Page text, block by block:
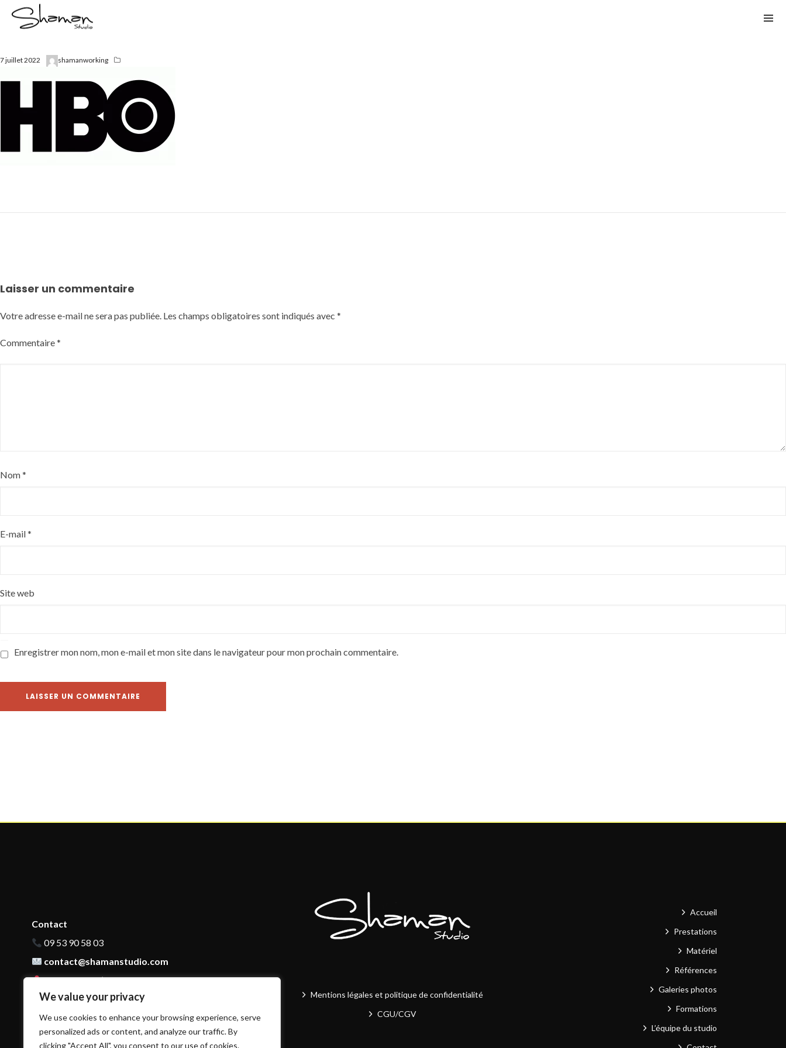
We value your privacy
We use cookies to enhance your browsing experience, serve
personalized ads or content, and analyze our traffic. By
clicking "Accept All", you consent to our use of cookies.
7 juillet 2022 shamanworking
Laisser un commentaire
Votre adresse e-mail ne sera pas publiée. Les champs obligatoires sont indiqués avec *
Commentaire*
Nom*
E-mail*
Site web
Enregistrer mon nom, mon e-mail et mon site dans le navigateur pour mon prochain commentaire.
Contact
09 53 90 58 03
contact@shamanstudio.com
140 Cours de l’Yser Bordeaux, 33800 France
Mentions légales et politique de confidentialité
CGU/CGV
Accueil
Prestations
Matériel
Références
Galeries photos
Formations
L’équipe du studio